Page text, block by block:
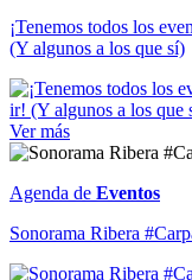
¡Tenemos todos los
(Y algunos a los que sí)
Ver más
Agenda de Eventos
Sonorama Ribera